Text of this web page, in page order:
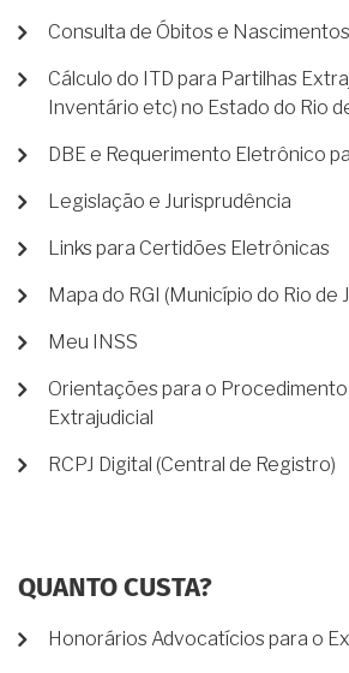
Consulta de Óbitos e Nascimentos
Cálculo do ITD para Partilhas
Inventário etc) no Estado do Rio
DBE e Requerimento Eletrônico
Legislação e Jurisprudência
Links para Certidões Eletrônicas
Mapa do RGI (Município do Rio de
Meu INSS
Orientações para o Procedimento
Extrajudicial
RCPJ Digital (Central de Registro)
QUANTO CUSTA?
Honorários Advocatícios para o